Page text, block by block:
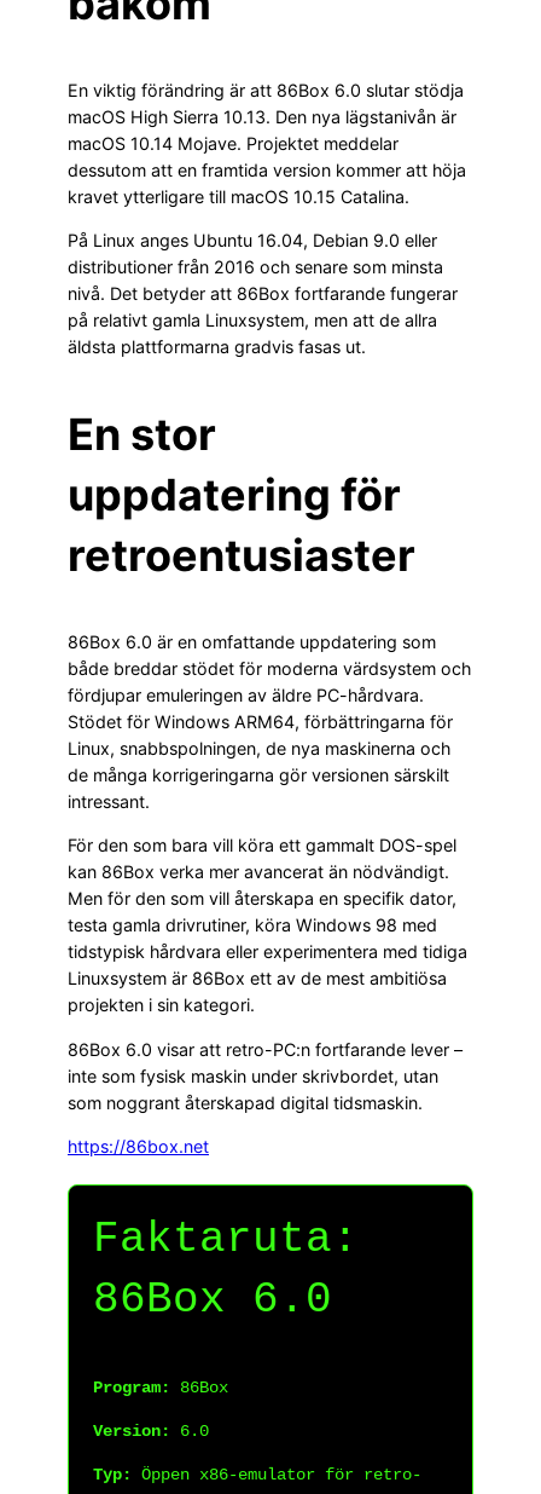
En viktig förändring är att 86Box 6.0 slutar stödja
macOS High Sierra 10.13. Den nya lägstanivån är
macOS 10.14 Mojave. Projektet meddelar
dessutom att en framtida version kommer att höja
kravet ytterligare till macOS 10.15 Catalina.
På Linux anges Ubuntu 16.04, Debian 9.0 eller
distributioner från 2016 och senare som minsta
nivå. Det betyder att 86Box fortfarande fungerar
på relativt gamla Linuxsystem, men att de allra
äldsta plattformarna gradvis fasas ut.
En stor
uppdatering för
retroentusiaster
86Box 6.0 är en omfattande uppdatering som
både breddar stödet för moderna värdsystem och
fördjupar emuleringen av äldre PC-hårdvara.
Stödet för Windows ARM64, förbättringarna för
Linux, snabbspolningen, de nya maskinerna och
de många korrigeringarna gör versionen särskilt
intressant.
För den som bara vill köra ett gammalt DOS-spel
kan 86Box verka mer avancerat än nödvändigt.
Men för den som vill återskapa en specifik dator,
testa gamla drivrutiner, köra Windows 98 med
tidstypisk hårdvara eller experimentera med tidiga
Linuxsystem är 86Box ett av de mest ambitiösa
projekten i sin kategori.
86Box 6.0 visar att retro-PC:n fortfarande lever –
inte som fysisk maskin under skrivbordet, utan
som noggrant återskapad digital tidsmaskin.
https://86box.net
Faktaruta:
86Box 6.0
Program: 86Box
Version: 6.0
Typ:
Öppen x86-emulator för retro-